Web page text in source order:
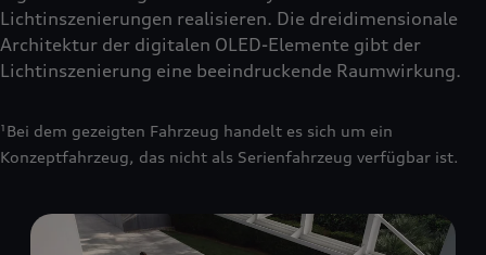
Lichtinszenierungen realisieren. Die dreidimensionale
Architektur der digitalen OLED-Elemente gibt der
Lichtinszenierung eine beeindruckende Raumwirkung.
¹Bei dem gezeigten Fahrzeug handelt es sich um ein
Konzeptfahrzeug, das nicht als Serienfahrzeug verfügbar ist.